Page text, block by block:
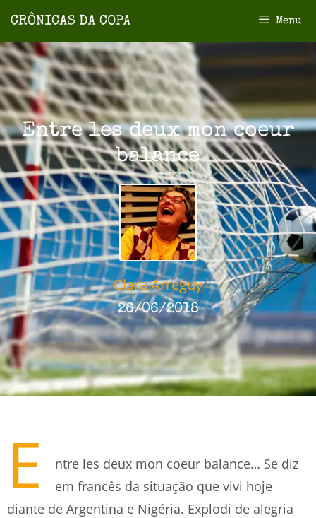
Menu
Entre les deux mon coeur
balance
Clara Arreguy
26/06/2018
E
ntre les deux mon coeur balance… Se diz
em francês da situação que vivi hoje
diante de Argentina e Nigéria. Explodi de alegria